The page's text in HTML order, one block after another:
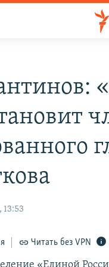
13:53
Читать без VPN